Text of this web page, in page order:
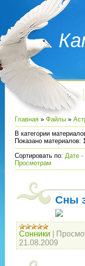
Главная » Файлы »
В категории
Показано материалов:
Сортировать по: Дате ·
Просмотрам
Сны
Сонники
21.08.2009